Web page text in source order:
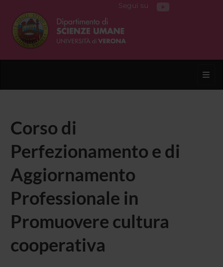
Segui su
Corso di
Perfezionamento e di
Aggiornamento
Professionale in
Promuovere cultura
cooperativa